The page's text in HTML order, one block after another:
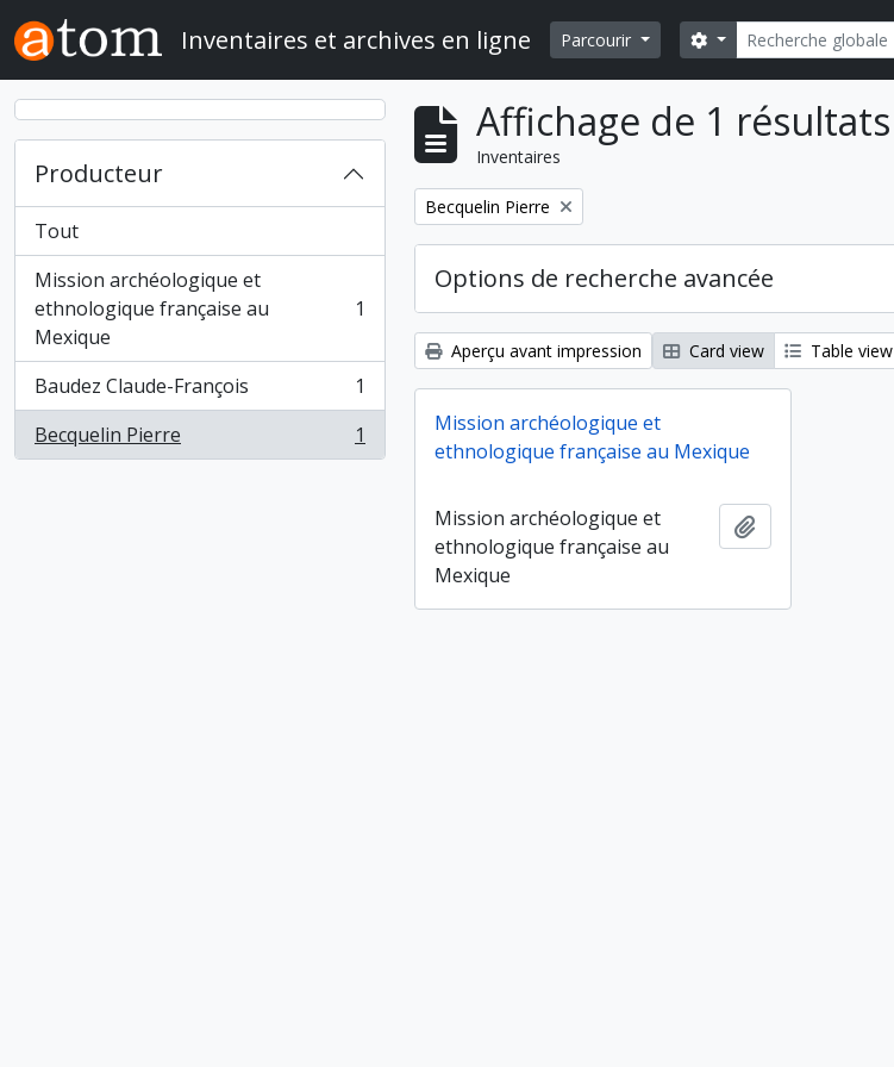
Skip to main content
Inventaires et archives en ligne Parcourir Rechercher
Search options
Producteur
Tout
Mission archéologique et
ethnologique française au
Mexique
, 1 résultats 1
Baudez Claude-François
, 1 résultats
1
Becquelin Pierre
, 1 résultats 1
Affichage de 1 résultats
Inventaires
Remove filter:
Becquelin Pierre
Options de recherche avancée
Aperçu avant impression Card view Table view
Mission archéologique et
ethnologique française au Mexique
Mission archéologique et
ethnologique française au
Mexique